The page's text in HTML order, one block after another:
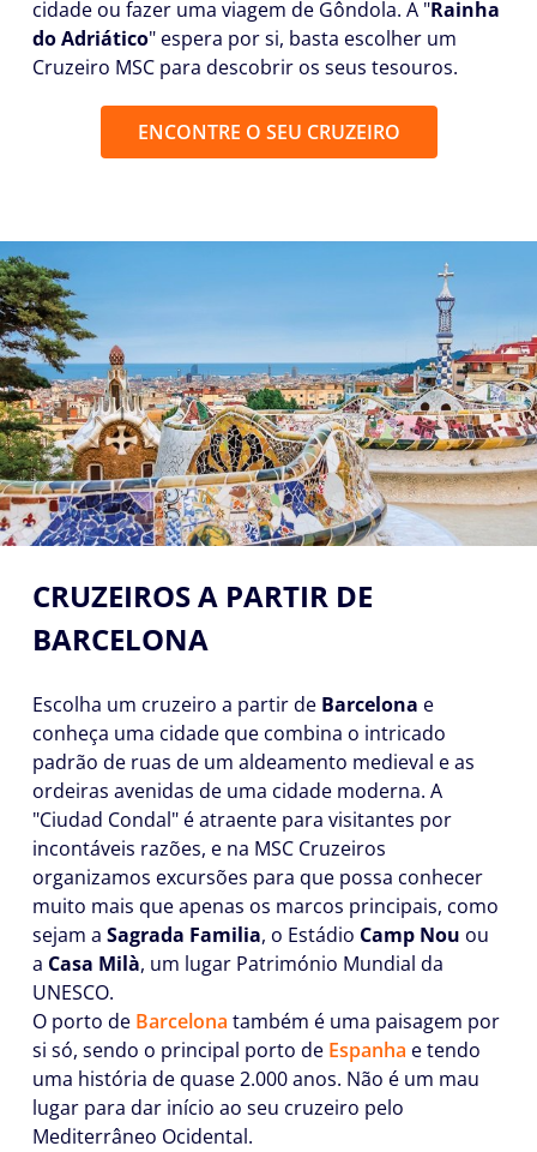
cidade ou fazer uma viagem de Gôndola. A "Rainha
do Adriático" espera por si, basta escolher um
Cruzeiro MSC para descobrir os seus tesouros.
ENCONTRE O SEU CRUZEIRO
CRUZEIROS A PARTIR DE
BARCELONA
Escolha um cruzeiro a partir de Barcelona e
conheça uma cidade que combina o intricado
padrão de ruas de um aldeamento medieval e as
ordeiras avenidas de uma cidade moderna. A
"Ciudad Condal" é atraente para visitantes por
incontáveis razões, e na MSC Cruzeiros
organizamos excursões para que possa conhecer
muito mais que apenas os marcos principais, como
sejam a Sagrada Familia, o Estádio Camp Nou ou
a Casa Milà, um lugar Património Mundial da
UNESCO.
O porto de Barcelona também é uma paisagem por
si só, sendo o principal porto de Espanha e tendo
uma história de quase 2.000 anos. Não é um mau
lugar para dar início ao seu cruzeiro pelo
Mediterrâneo Ocidental.